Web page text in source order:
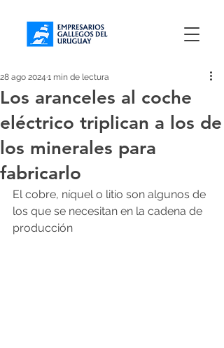
Los aranceles al coche
eléctrico triplican a los de
los minerales para
fabricarlo
28 ago 2024 1 min de lectura
El cobre, níquel o litio son algunos de
los que se necesitan en la cadena de
producción